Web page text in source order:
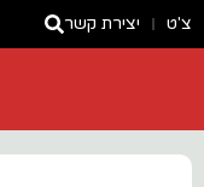
צ'ט יצירת קשר